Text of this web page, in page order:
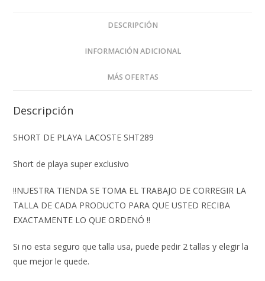
DESCRIPCIÓN
INFORMACIÓN ADICIONAL
MÁS OFERTAS
Descripción
SHORT DE PLAYA LACOSTE SHT289
Short de playa super exclusivo
‼️NUESTRA TIENDA SE TOMA EL TRABAJO DE CORREGIR LA
TALLA DE CADA PRODUCTO PARA QUE USTED RECIBA
EXACTAMENTE LO QUE ORDENÓ ‼️
Si no esta seguro que talla usa, puede pedir 2 tallas y elegir la
que mejor le quede.